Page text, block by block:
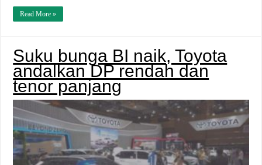
Read More »
Suku bunga BI naik, Toyota
andalkan DP rendah dan
tenor panjang